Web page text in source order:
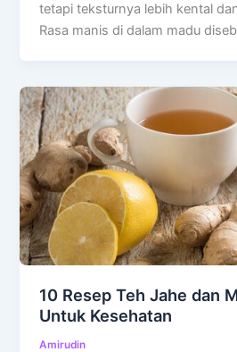
tetapi teksturnya lebih kental
Rasa manis di dalam madu
10 Resep Teh Jahe dan
Untuk Kesehatan
Amirudin